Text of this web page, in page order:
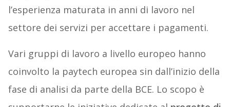
l’esperienza maturata in anni di lavoro nel
settore dei servizi per accettare i pagamenti.
Vari gruppi di lavoro a livello europeo hanno
coinvolto la paytech europea sin dall’inizio della
fase di analisi da parte della BCE. Lo scopo è